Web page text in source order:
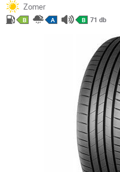
Zomer
B A B 71 db